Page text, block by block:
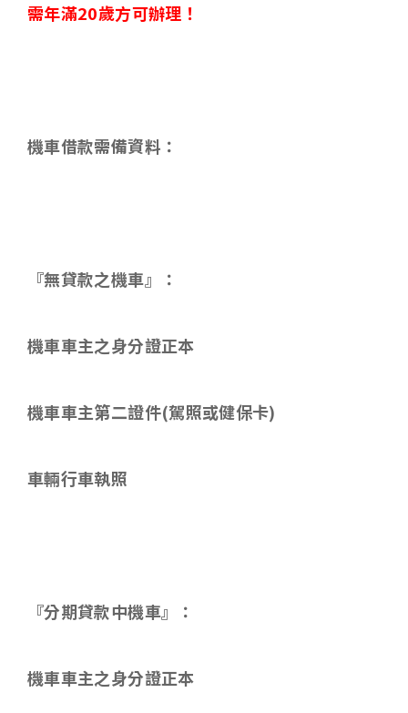
需年滿20歲方可辦理！
機車借款需備資料 ：
『無貸款之機車』：
機車車主之身分證正本
機車車主第二證件(駕照或健保卡)
車輛行車執照
『分期貸款中機車』：
機車車主之身分證正本